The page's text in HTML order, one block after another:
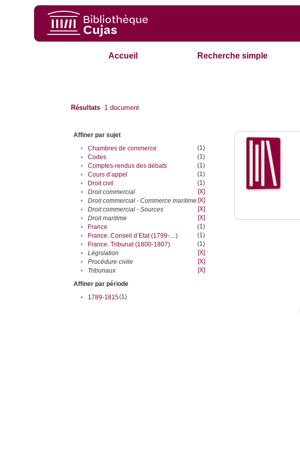
Accueil Recherche simple
Résultats 1 document
Affiner par sujet
•
Chambres de commerce
(1)
•
Codes
(1)
•
Comptes-rendus des débats
(1)
•
Cours d’appel
(1)
•
Droit civil
(1)
•
Droit commercial
[X]
•
Droit commercial - Commerce maritime [X]
•
Droit commercial - Sources
[X]
•
Droit maritime
[X]
•
France
(1)
•
France. Conseil d’Etat (1799-....)
(1)
•
France. Tribunat (1800-1807)
(1)
•
Législation
[X]
•
Procédure civile
[X]
•
Tribunaux
[X]
Affiner par période
•
1789-1815(1)